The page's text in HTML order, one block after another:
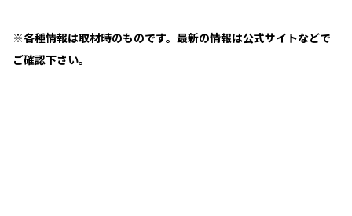
※各種情報は取材時のものです。最新の情報は公式サイトなどで
ご確認下さい。